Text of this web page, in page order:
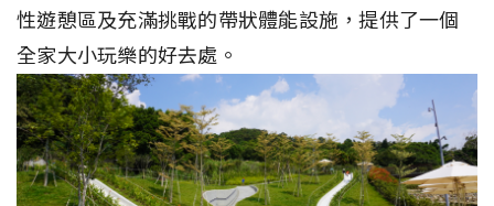
性遊憩區及充滿挑戰的帶狀體能設施，提供了一個
全家大小玩樂的好去處。